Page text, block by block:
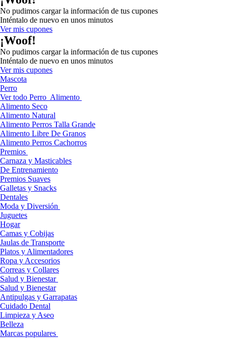
No pudimos cargar la información de tus cupones
Inténtalo de nuevo en unos minutos
Ver mis cupones
¡Woof!
No pudimos cargar la información de tus cupones
Inténtalo de nuevo en unos minutos
Ver mis cupones
Mascota
Perro
Ver todo Perro Alimento
Alimento Seco
Alimento Natural
Alimento Perros Talla Grande
Alimento Libre De Granos
Alimento Perros Cachorros
Premios
Carnaza y Masticables
De Entrenamiento
Premios Suaves
Galletas y Snacks
Dentales
Moda y Diversión
Juguetes
Hogar
Camas y Cobijas
Jaulas de Transporte
Platos y Alimentadores
Ropa y Accesorios
Correas y Collares
Salud y Bienestar
Salud y Bienestar
Antipulgas y Garrapatas
Cuidado Dental
Limpieza y Aseo
Belleza
Marcas populares